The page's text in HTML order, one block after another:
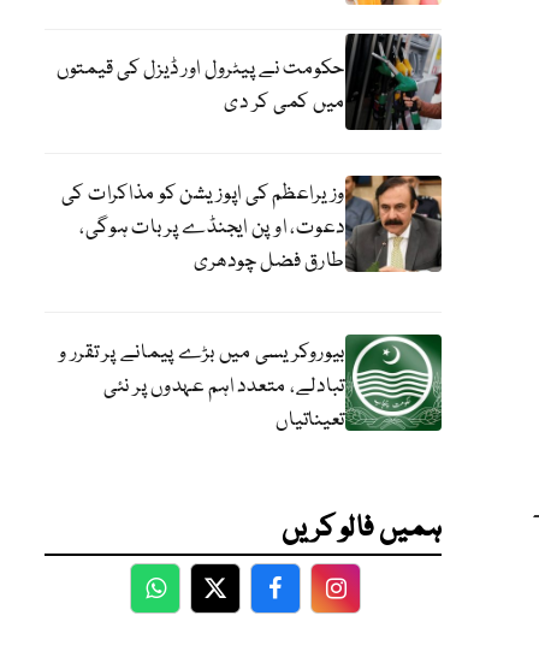
حکومت نے پیٹرول اور ڈیزل کی قیمتوں
میں کمی کر دی
وزیراعظم کی اپوزیشن کو مذاکرات کی
دعوت، اوپن ایجنڈے پر بات ہوگی،
طارق فضل چودھری
بیوروکریسی میں بڑے پیمانے پر تقرر و
تبادلے، متعدد اہم عہدوں پر نئی
تعیناتیاں
ہمیں فالو کریں
WhatsApp
TwitterFacebookFacebook